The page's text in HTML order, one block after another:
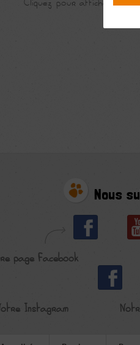
Nous
page Facebook
Instagram